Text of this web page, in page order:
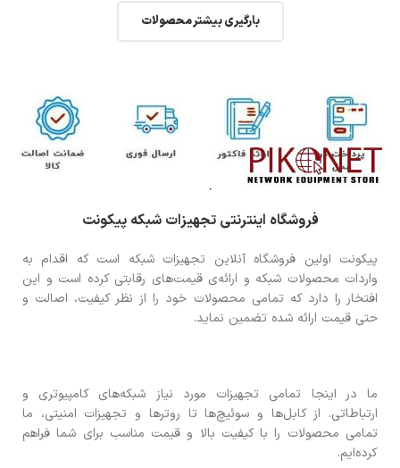
بارگیری بیشتر محصولات
فروشگاه اینترنتی تجهیزات شبکه پیکونت
پیکونت اولین فروشگاه آنلاین تجهیزات شبکه است که اقدام به
واردات محصولات شبکه و ارائه‌ی قیمت‌های رقابتی کرده است و این
افتخار را دارد که تمامی محصولات خود را از نظر کیفیت، اصالت و
حتی قیمت ارائه شده تضمین نماید.
ما در اینجا تمامی تجهیزات مورد نیاز شبکه‌های کامپیوتری و
ارتباطاتی. از کابل‌ها و سوئیچ‌ها تا روترها و تجهیزات امنیتی، ما
تمامی محصولات را با کیفیت بالا و قیمت مناسب برای شما فراهم
کرده‌ایم.